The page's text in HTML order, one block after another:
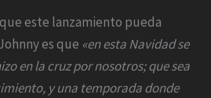
este lanzamiento pueda
es que «en esta Navidad se
en la cruz por nosotros; que sea
y una temporada donde